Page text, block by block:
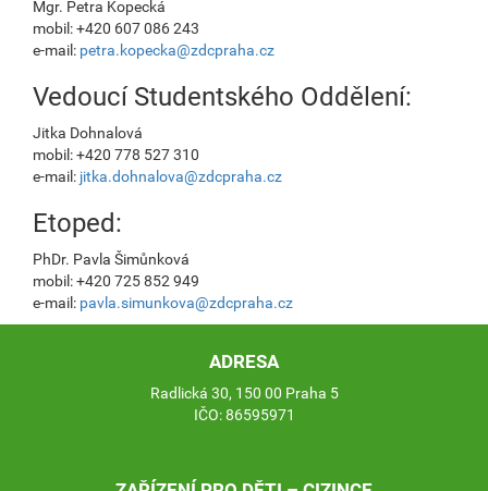
Mgr. Petra Kopecká
mobil: +420 607 086 243
e-mail: petra.kopecka@zdcpraha.cz
Vedoucí Studentského Oddělení:
Jitka Dohnalová
mobil: +420 778 527 310
e-mail: jitka.dohnalova@zdcpraha.cz
Etoped:
PhDr. Pavla Šimůnková
mobil: +420 725 852 949
e-mail: pavla.simunkova@zdcpraha.cz
ADRESA
Radlická 30, 150 00 Praha 5
IČO: 86595971